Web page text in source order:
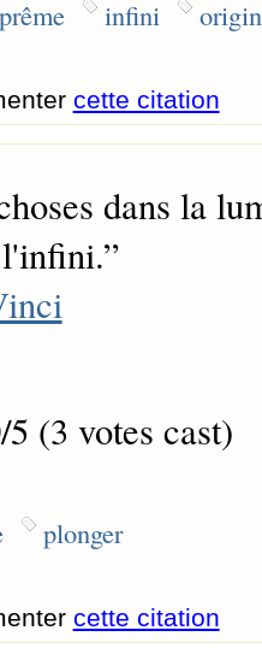
infini
cette citation
dans la
”
/5 (3 votes cast)
plonger
cette citation